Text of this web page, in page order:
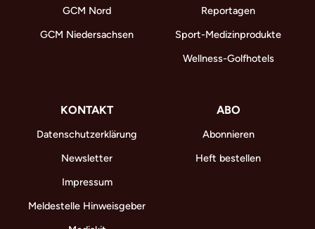
GCM Nord
GCM Niedersachsen
Reportagen
Sport-Medizinprodukte
Wellness-Golfhotels
KONTAKT
Datenschutzerklärung
Newsletter
Impressum
Meldestelle Hinweisgeber
ABO
Abonnieren
Heft bestellen